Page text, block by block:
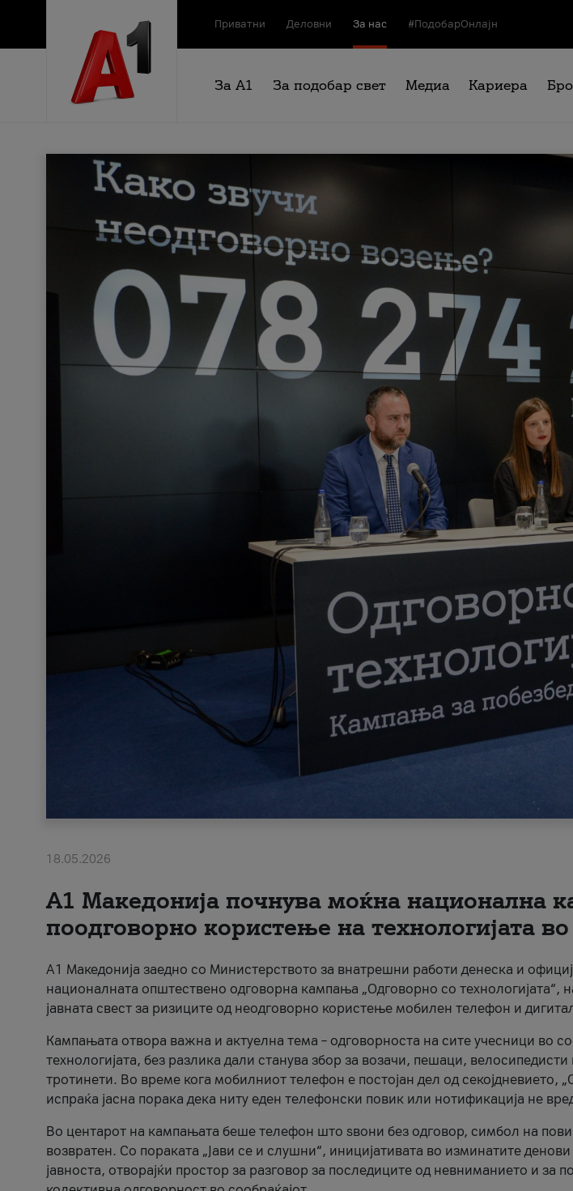
Приватни Деловни За нас #ПодобарОнлајн
За А1 За подобар свет Медиа Кариера
18.05.2026
A1 Македонија почнува моќна национална
поодговорно користење на технологијата во
A1 Македонија заедно со Министерството за внатрешни работи денеска и
националната општествено одговорна кампања „Одговорно со технологијата“,
јавната свест за ризиците од неодговорно користење мобилен телефон и
Кампањата отвора важна и актуелна тема – одговорноста на сите учесници во
технологијата, без разлика дали станува збор за возачи, пешаци,
тротинети. Во време кога мобилниот телефон е постојан дел од секојдневието,
испраќа јасна порака дека ниту еден телефонски повик или нотификација не
Во центарот на кампањата беше телефон што ѕвони без одговор, симбол на
возвратен. Со пораката „Јави се и слушни“, иницијативата во изминатите
јавноста, отворајќи простор за разговор за последиците од невниманието и за